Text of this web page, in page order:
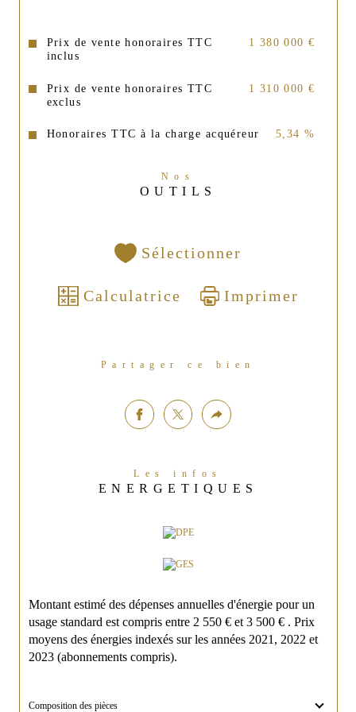
Prix de vente honoraires TTC
inclus
1 380 000 €
Prix de vente honoraires TTC
exclus
1 310 000 €
Honoraires TTC à la charge acquéreur 5,34 %
Nos
OUTILS
Sélectionner
Calculatrice Imprimer
Partager ce bien
Les infos
ENERGETIQUES
Montant estimé des dépenses annuelles d'énergie pour un
usage standard est compris entre 2 550 € et 3 500 € . Prix
moyens des énergies indexés sur les années 2021, 2022 et
2023 (abonnements compris).
Composition des pièces